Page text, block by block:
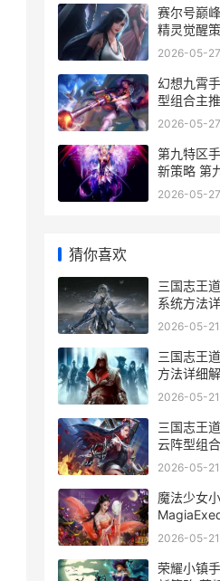
赛尔号巅
精灵觉醒
之战攻略
2026-05-27
幻想九霄
型组合主
2026-05-27
第九特区
新策略 第
2026-05-27
猜你喜欢
三国志王
系统方法
入门和师
2026-05-21
三国志王
方法详细
道天下武
天下内测
2026-05-21
三国志王
云阵型组
下公测时间
2026-05-21
魔法少女
少女小圆
2026-05-21
荣耀小镇